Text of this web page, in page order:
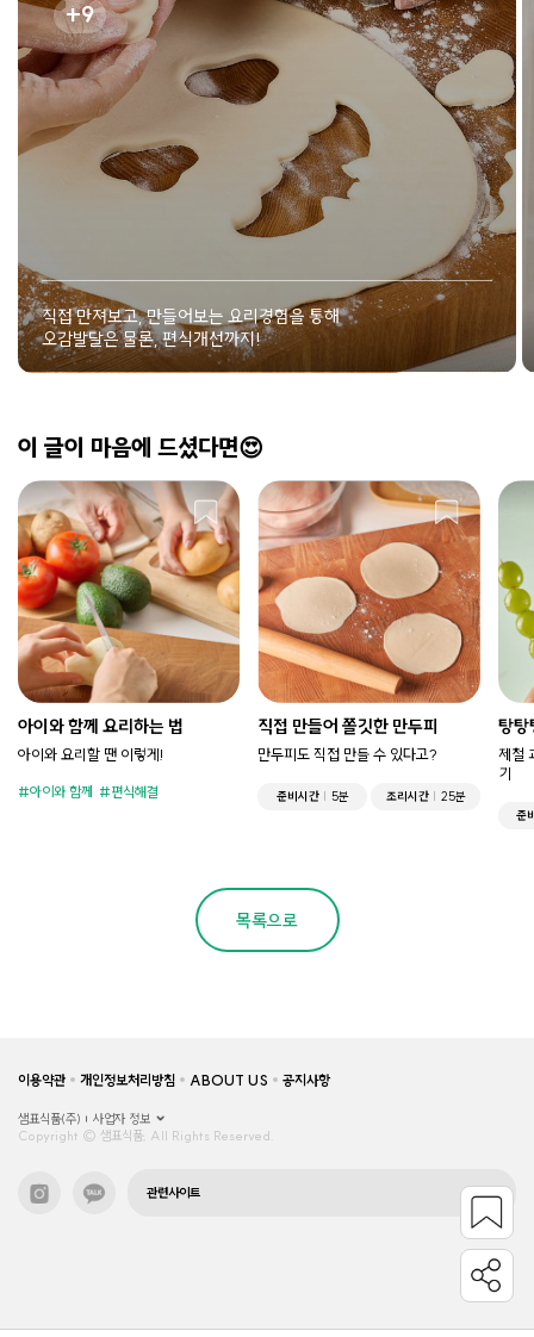
9
직접 만져보고, 만들어보는 요리경험을 통해
오감발달은 물론, 편식개선까지!
이 글이 마음에 드셨다면😍
아이와 함께 요리하는 법
아이와 요리할 땐 이렇게!
아이와 함께 편식해결
직접 만들어 쫄깃한 만두피
만두피도 직접 만들 수 있다고?
준비시간 5분 조리시간 25분
탕탕
제철
기
준
목록으로
이용약관 개인정보처리방침 ABOUT US 공지사항
샘표식품(주)
사업자 정보
Copyright © 샘표식품, All Rights Reserved.
관련사이트